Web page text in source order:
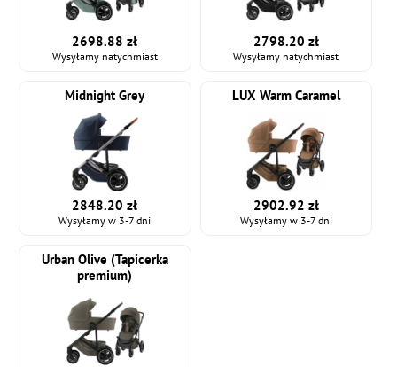
2698.88 zł
Wysyłamy natychmiast
2798.20 zł
Wysyłamy natychmiast
Midnight Grey
2848.20 zł
Wysyłamy w 3-7 dni
LUX Warm Caramel
2902.92 zł
Wysyłamy w 3-7 dni
Urban Olive (Tapicerka
premium)